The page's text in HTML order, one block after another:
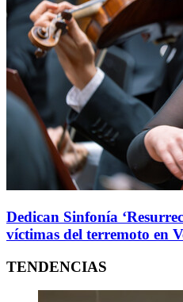
Dedican Sinfonía
víctimas del terremoto en
TENDENCIAS